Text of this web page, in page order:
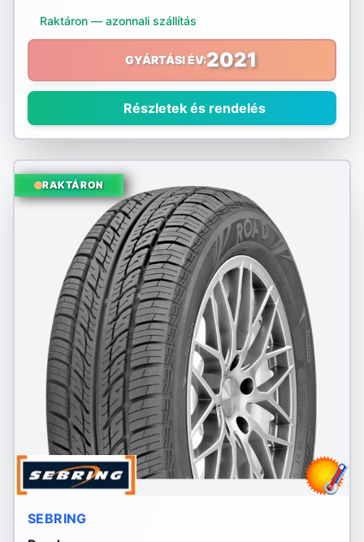
Raktáron — azonnali szállítás
GYÁRTÁSI ÉV:2021
Részletek és rendelés
RAKTÁRON
SEBRING